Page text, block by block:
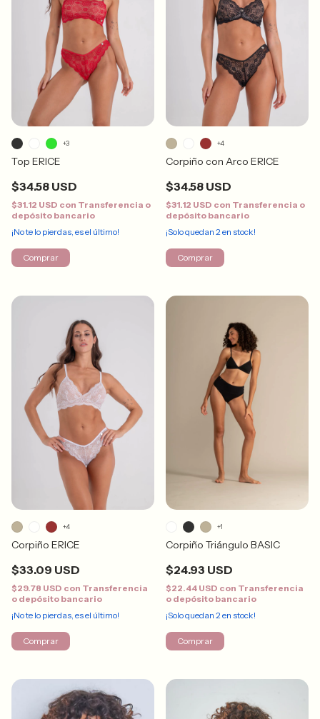
Top ERICE
$34.58 USD
$31.12 USD con Transferencia o
depósito bancario
¡No te lo pierdas, es el último!
+3
Comprar
Corpiño con Arco ERICE
$34.58 USD
$31.12 USD con Transferencia o
depósito bancario
¡Solo quedan 2en stock!
+4
Comprar
Corpiño ERICE
$33.09 USD
$29.78 USD con Transferencia
o depósito bancario
¡No te lo pierdas, es el último!
+4
Comprar
Corpiño Triángulo BASIC
$24.93 USD
$22.44 USD con Transferencia
o depósito bancario
¡Solo quedan 2en stock!
+1
Comprar